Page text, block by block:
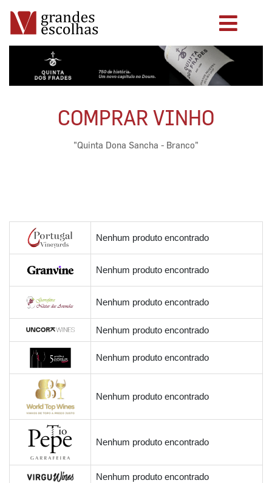
COMPRAR VINHO
"Quinta Dona Sancha - Branco"
Nenhum produto encontrado
Nenhum produto encontrado
Nenhum produto encontrado
Nenhum produto encontrado
Nenhum produto encontrado
Nenhum produto encontrado
Nenhum produto encontrado
Nenhum produto encontrado